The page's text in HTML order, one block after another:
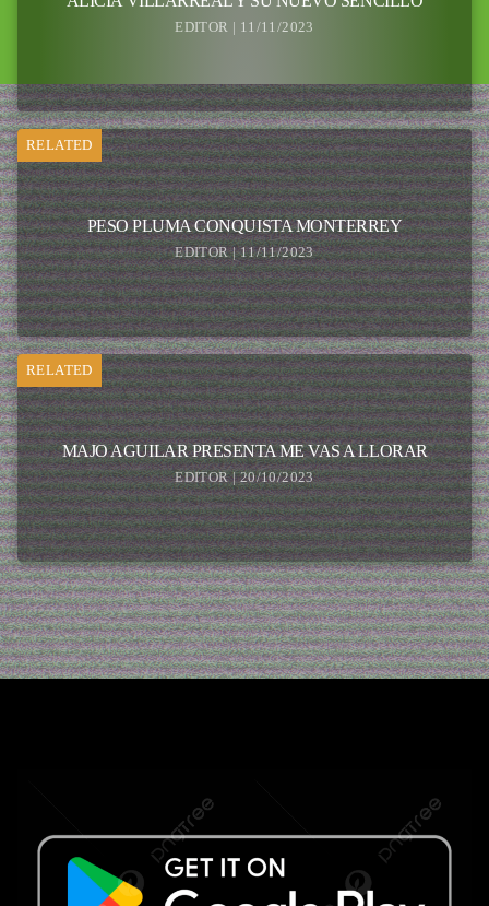
EDITOR | 11/11/2023
RELATED
PESO PLUMA CONQUISTA MONTERREY
EDITOR | 11/11/2023
RELATED
MAJO AGUILAR PRESENTA ME VAS A LLORAR
EDITOR | 20/10/2023